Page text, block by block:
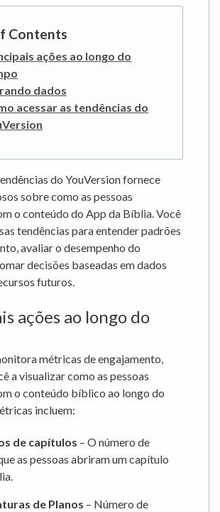
ações ao longo do
dados
acessar as tendências do
do YouVersion fornece
sobre como as pessoas
o conteúdo do App da Bíblia. Você
tendências para entender padrões
avaliar o desempenho do
decisões baseadas em dados
futuros.
ações ao longo do
métricas de engajamento,
a visualizar como as pessoas
o conteúdo bíblico ao longo do
incluem:
de capítulos – O número de
as pessoas abriram um capítulo
de Planos – Número de